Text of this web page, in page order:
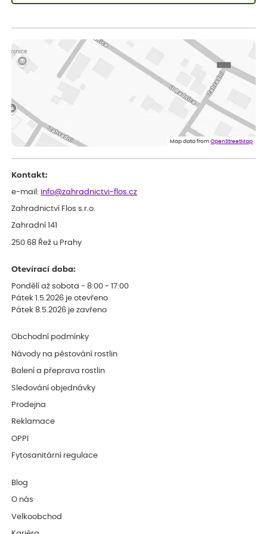
Vše v pořádku, jsem spokojena.
ověřený nákup
Rostlina mi přišla v dobrém stavu, jsem spokojená.
Zuzana
Spokojenost s dodáním kvalitních rostlin
Map data fromOpenStreetMap
Kontakt:
e-mail: info@zahradnictvi-flos.cz
Zahradnictví Flos s.r.o.
Zahradní 141
250 68 Řež u Prahy
Otevírací doba:
Pondělí až sobota - 8:00 - 17:00
Pátek 1.5.2026 je otevřeno
Pátek 8.5.2026 je zavřeno
Obchodní podmínky
Návody na pěstování rostlin
Balení a přeprava rostlin
Sledování objednávky
Prodejna
Reklamace
OPPI
Fytosanitární regulace
Blog
O nás
Velkoobchod